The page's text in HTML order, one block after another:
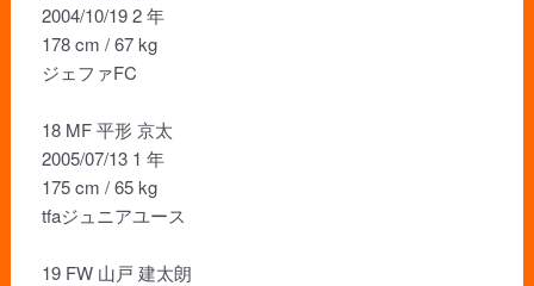
2004/10/19 2 年
178 cm / 67 kg
ジェファFC
18 MF 平形 京太
2005/07/13 1 年
175 cm / 65 kg
tfaジュニアユース
19 FW 山戸 建太朗